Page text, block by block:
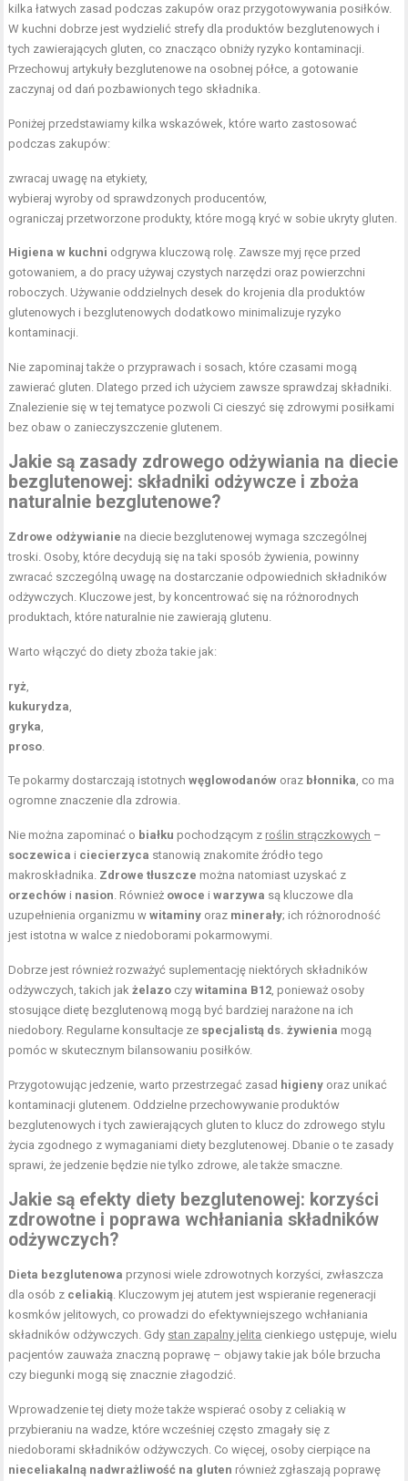
kilka łatwych zasad podczas zakupów oraz przygotowywania posiłków.
W kuchni dobrze jest wydzielić strefy dla produktów bezglutenowych i
tych zawierających gluten, co znacząco obniży ryzyko kontaminacji.
Przechowuj artykuły bezglutenowe na osobnej półce, a gotowanie
zaczynaj od dań pozbawionych tego składnika.
Poniżej przedstawiamy kilka wskazówek, które warto zastosować
podczas zakupów:
zwracaj uwagę na etykiety,
wybieraj wyroby od sprawdzonych producentów,
ograniczaj przetworzone produkty, które mogą kryć w sobie ukryty gluten.
Higiena w kuchni odgrywa kluczową rolę. Zawsze myj ręce przed
gotowaniem, a do pracy używaj czystych narzędzi oraz powierzchni
roboczych. Używanie oddzielnych desek do krojenia dla produktów
glutenowych i bezglutenowych dodatkowo minimalizuje ryzyko
kontaminacji.
Nie zapominaj także o przyprawach i sosach, które czasami mogą
zawierać gluten. Dlatego przed ich użyciem zawsze sprawdzaj składniki.
Znalezienie się w tej tematyce pozwoli Ci cieszyć się zdrowymi posiłkami
bez obaw o zanieczyszczenie glutenem.
Jakie są zasady zdrowego odżywiania na diecie
bezglutenowej: składniki odżywcze i zboża
naturalnie bezglutenowe?
Zdrowe odżywianie na diecie bezglutenowej wymaga szczególnej
troski. Osoby, które decydują się na taki sposób żywienia, powinny
zwracać szczególną uwagę na dostarczanie odpowiednich składników
odżywczych. Kluczowe jest, by koncentrować się na różnorodnych
produktach, które naturalnie nie zawierają glutenu.
Warto włączyć do diety zboża takie jak:
ryż
kukurydza
gryka
proso
Te pokarmy dostarczają istotnychwęglowodanów oraz błonnika , co ma
ogromne znaczenie dla zdrowia.
Nie można zapominać o białku pochodzącym z roślin strączkowych –
soczewica i ciecierzyca stanowią znakomite źródło tego
makroskładnika. Zdrowe tłuszcze można natomiast uzyskać z
orzechów i nasion . Również owoce iwarzywa są kluczowe dla
uzupełnienia organizmu wwitaminy oraz minerały; ich różnorodność
jest istotna w walce z niedoborami pokarmowymi.
Dobrze jest również rozważyć suplementację niektórych składników
odżywczych, takich jakżelazo czywitamina B12 , ponieważ osoby
stosujące dietę bezglutenową mogą być bardziej narażone na ich
niedobory. Regularne konsultacje ze specjalistą ds. żywienia mogą
pomóc w skutecznym bilansowaniu posiłków.
Przygotowując jedzenie, warto przestrzegać zasad higieny oraz unikać
kontaminacji glutenem. Oddzielne przechowywanie produktów
bezglutenowych i tych zawierających gluten to klucz do zdrowego stylu
życia zgodnego z wymaganiami diety bezglutenowej. Dbanie o te zasady
sprawi, że jedzenie będzie nie tylko zdrowe, ale także smaczne.
Jakie są efekty diety bezglutenowej: korzyści
zdrowotne i poprawa wchłaniania składników
odżywczych?
Dieta bezglutenowa przynosi wiele zdrowotnych korzyści, zwłaszcza
dla osób z celiakią . Kluczowym jej atutem jest wspieranie regeneracji
kosmków jelitowych, co prowadzi do efektywniejszego wchłaniania
składników odżywczych. Gdy stan zapalny jelita cienkiego ustępuje, wielu
pacjentów zauważa znaczną poprawę – objawy takie jak bóle brzucha
czy biegunki mogą się znacznie złagodzić.
Wprowadzenie tej diety może także wspierać osoby z celiakią w
przybieraniu na wadze, które wcześniej często zmagały się z
niedoborami składników odżywczych. Co więcej, osoby cierpiące na
nieceliakalną nadwrażliwość na gluten również zgłaszają poprawę